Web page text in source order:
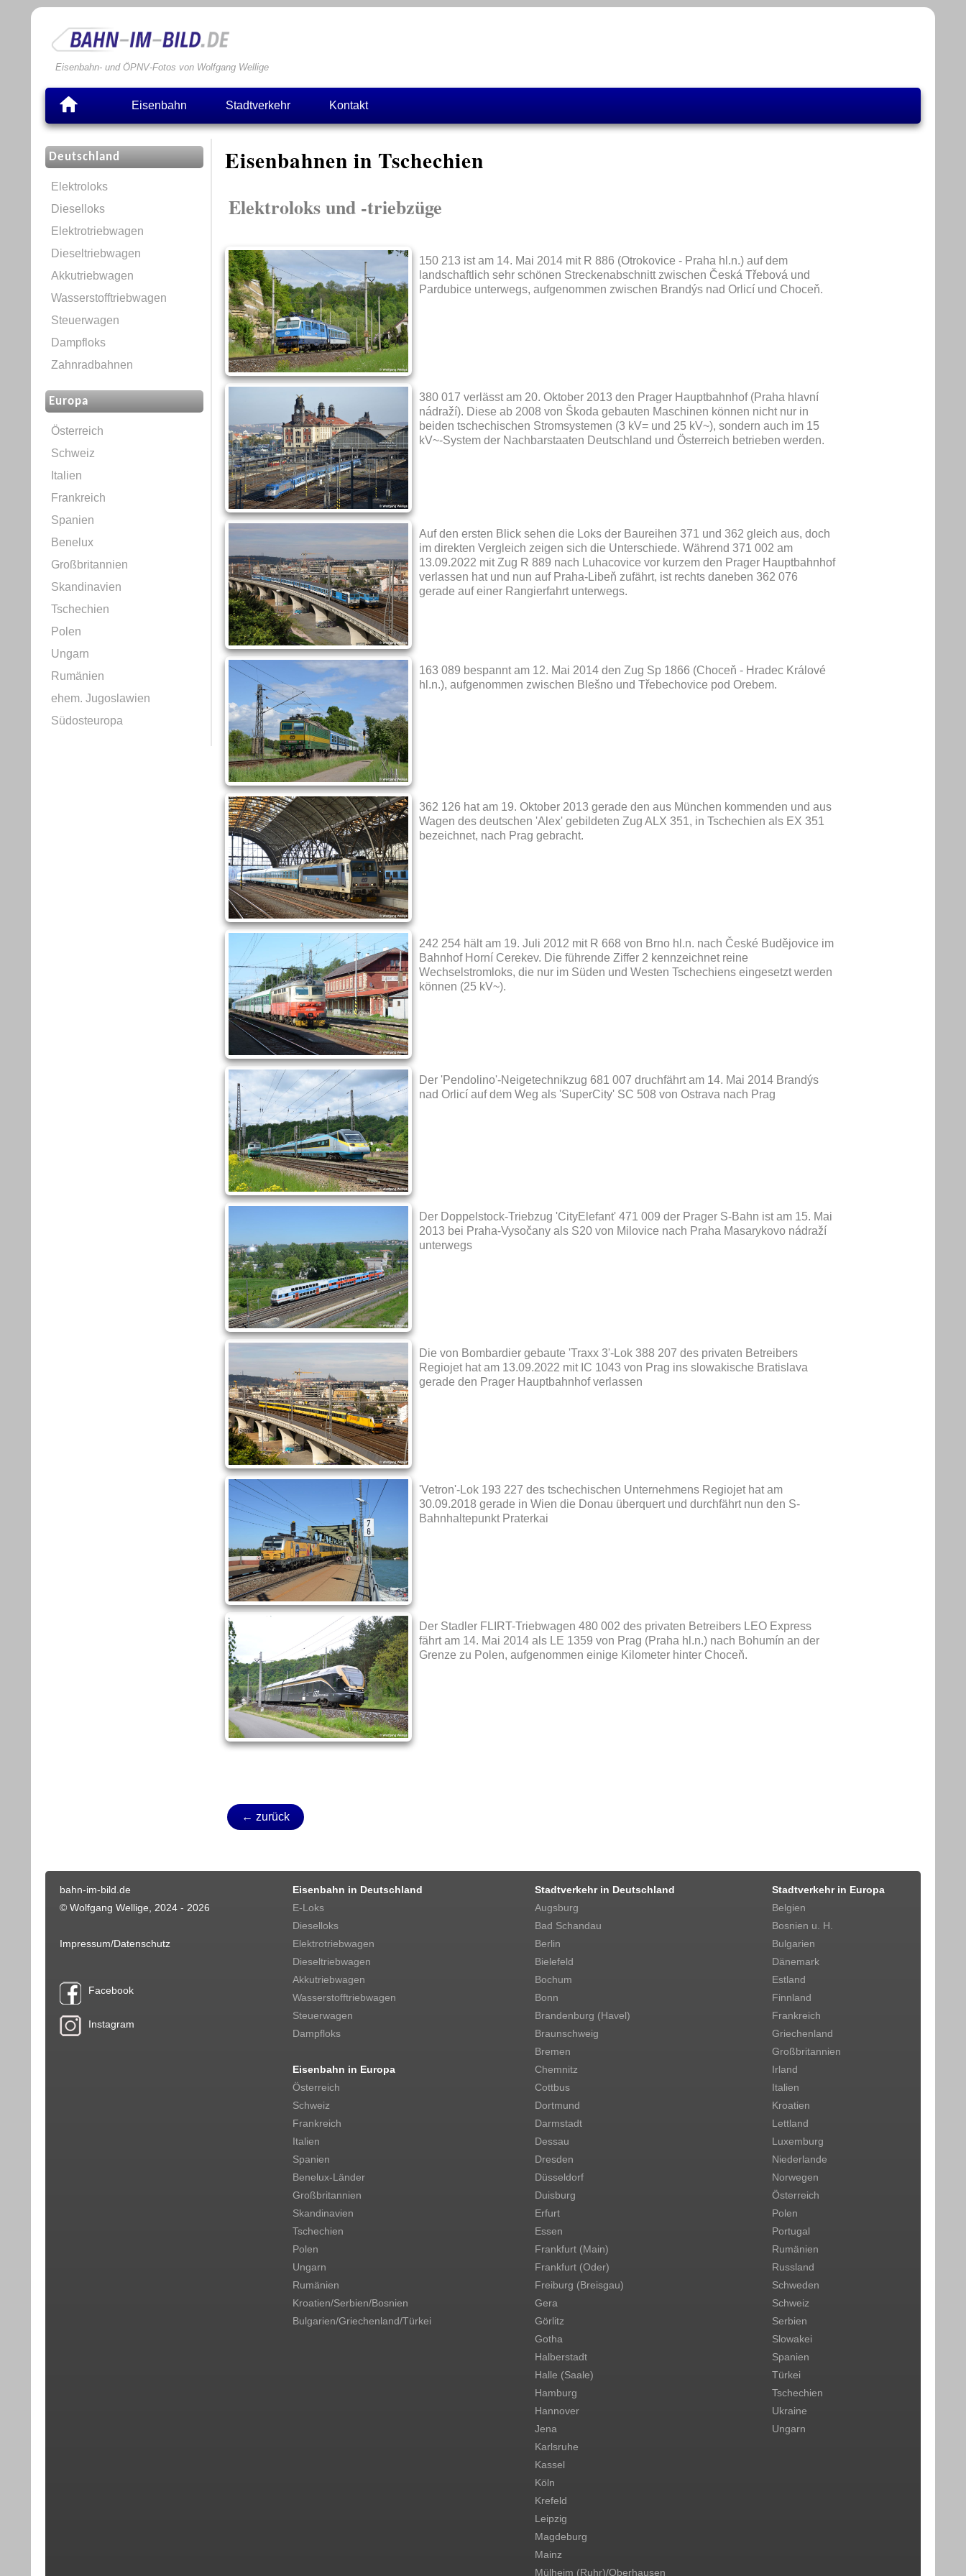
Eisenbahn- und ÖPNV-Fotos von Wolfgang Wellige
Eisenbahn Stadtverkehr Kontakt
Deutschland
Elektroloks
Dieselloks
Elektrotriebwagen
Dieseltriebwagen
Akkutriebwagen
Wasserstofftriebwagen
Steuerwagen
Dampfloks
Zahnradbahnen
Europa
Österreich
Schweiz
Italien
Frankreich
Spanien
Benelux
Großbritannien
Skandinavien
Tschechien
Polen
Ungarn
Rumänien
ehem. Jugoslawien
Südosteuropa
Eisenbahnen in Tschechien
Elektroloks und -triebzüge
150 213 ist am 14. Mai 2014 mit R 886 (Otrokovice - Praha hl.n.) auf dem
landschaftlich sehr schönen Streckenabschnitt zwischen Česká Třebová und
Pardubice unterwegs, aufgenommen zwischen Brandýs nad Orlicí und Choceň.
380 017 verlässt am 20. Oktober 2013 den Prager Hauptbahnhof (Praha hlavní
nádraží). Diese ab 2008 von Škoda gebauten Maschinen können nicht nur in
beiden tschechischen Stromsystemen (3 kV= und 25 kV~), sondern auch im 15
kV~-System der Nachbarstaaten Deutschland und Österreich betrieben werden.
Auf den ersten Blick sehen die Loks der Baureihen 371 und 362 gleich aus, doch
im direkten Vergleich zeigen sich die Unterschiede. Während 371 002 am
13.09.2022 mit Zug R 889 nach Luhacovice vor kurzem den Prager Hauptbahnhof
verlassen hat und nun auf Praha-Libeň zufährt, ist rechts daneben 362 076
gerade auf einer Rangierfahrt unterwegs.
163 089 bespannt am 12. Mai 2014 den Zug Sp 1866 (Choceň - Hradec Králové
hl.n.), aufgenommen zwischen Blešno und Třebechovice pod Orebem.
362 126 hat am 19. Oktober 2013 gerade den aus München kommenden und aus
Wagen des deutschen 'Alex' gebildeten Zug ALX 351, in Tschechien als EX 351
bezeichnet, nach Prag gebracht.
242 254 hält am 19. Juli 2012 mit R 668 von Brno hl.n. nach České Budějovice im
Bahnhof Horní Cerekev. Die führende Ziffer 2 kennzeichnet reine
Wechselstromloks, die nur im Süden und Westen Tschechiens eingesetzt werden
können (25 kV~).
Der 'Pendolino'-Neigetechnikzug 681 007 druchfährt am 14. Mai 2014 Brandýs
nad Orlicí auf dem Weg als 'SuperCity' SC 508 von Ostrava nach Prag
Der Doppelstock-Triebzug 'CityElefant' 471 009 der Prager S-Bahn ist am 15. Mai
2013 bei Praha-Vysočany als S20 von Milovice nach Praha Masarykovo nádraží
unterwegs
Die von Bombardier gebaute 'Traxx 3'-Lok 388 207 des privaten Betreibers
Regiojet hat am 13.09.2022 mit IC 1043 von Prag ins slowakische Bratislava
gerade den Prager Hauptbahnhof verlassen
'Vetron'-Lok 193 227 des tschechischen Unternehmens Regiojet hat am
30.09.2018 gerade in Wien die Donau überquert und durchfährt nun den S-
Bahnhaltepunkt Praterkai
Der Stadler FLIRT-Triebwagen 480 002 des privaten Betreibers LEO Express
fährt am 14. Mai 2014 als LE 1359 von Prag (Praha hl.n.) nach Bohumín an der
Grenze zu Polen, aufgenommen einige Kilometer hinter Choceň.
← zurück
bahn-im-bild.de
© Wolfgang Wellige, 2024 - 2026
Impressum/Datenschutz
Facebook
Instagram
Eisenbahn in Deutschland
E-Loks
Dieselloks
Elektrotriebwagen
Dieseltriebwagen
Akkutriebwagen
Wasserstofftriebwagen
Steuerwagen
Dampfloks
Eisenbahn in Europa
Österreich
Schweiz
Frankreich
Italien
Spanien
Benelux-Länder
Großbritannien
Skandinavien
Tschechien
Polen
Ungarn
Rumänien
Kroatien/Serbien/Bosnien
Bulgarien/Griechenland/Türkei
Stadtverkehr in Deutschland
Augsburg
Bad Schandau
Berlin
Bielefeld
Bochum
Bonn
Brandenburg (Havel)
Braunschweig
Bremen
Chemnitz
Cottbus
Dortmund
Darmstadt
Dessau
Dresden
Düsseldorf
Duisburg
Erfurt
Essen
Frankfurt (Main)
Frankfurt (Oder)
Freiburg (Breisgau)
Gera
Görlitz
Gotha
Halberstadt
Halle (Saale)
Hamburg
Hannover
Jena
Karlsruhe
Kassel
Köln
Krefeld
Leipzig
Magdeburg
Mainz
Mülheim (Ruhr)/Oberhausen
Stadtverkehr in Europa
Belgien
Bosnien u. H.
Bulgarien
Dänemark
Estland
Finnland
Frankreich
Griechenland
Großbritannien
Irland
Italien
Kroatien
Lettland
Luxemburg
Niederlande
Norwegen
Österreich
Polen
Portugal
Rumänien
Russland
Schweden
Schweiz
Serbien
Slowakei
Spanien
Türkei
Tschechien
Ukraine
Ungarn